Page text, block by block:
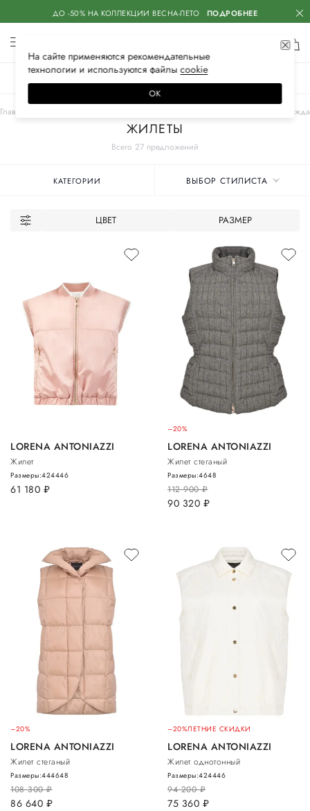
ДО -50% НА КОЛЛЕКЦИИ ВЕСНА-ЛЕТО ПОДРОБНЕЕ
Всего 27 предложений
Главная Верхняя одежда
ЖИЛЕТЫ
КАТЕГОРИИ ВЫБОР СТИЛИСТА
ЦВЕТ РАЗМЕР
LORENA ANTONIAZZI
Жилет
61 180 руб.
Размеры:424446
–20%
LORENA ANTONIAZZI
Жилет стеганый
112 900руб.
90 320 руб.
Размеры:4648
–20%
LORENA ANTONIAZZI
Жилет стеганый
108 300руб.
86 640 руб.
Размеры:444648
–20%ЛЕТНИЕ СКИДКИ
LORENA ANTONIAZZI
Жилет однотонный
94 200руб.
75 360 руб.
Размеры:424446
На сайте применяются рекомендательные
технологии и используются файлысооkiе
ОК